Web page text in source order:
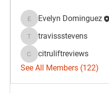
Evelyn Dominguez
Evelyn Dominguez
travissstevens
travissstevens
citruliftreviews
citruliftreviews
See All Members (122)